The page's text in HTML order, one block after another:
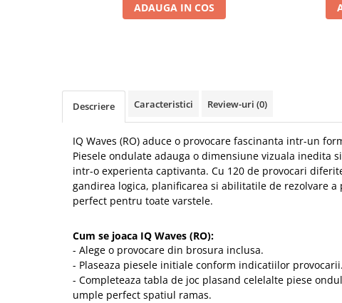
ADAUGA IN COS
Descriere Caracteristici Review-uri (0)
IQ Waves (RO) aduce o provocare fascinanta intr-un
Piesele ondulate adauga o dimensiune vizuala inedita
intr-o experienta captivanta. Cu 120 de provocari
gandirea logica, planificarea si abilitatile de rezolvare
perfect pentru toate varstele.
Cum se joaca IQ Waves (RO):
- Alege o provocare din brosura inclusa.
- Plaseaza piesele initiale conform indicatiilor provocarii.
- Completeaza tabla de joc plasand celelalte piese
umple perfect spatiul ramas.